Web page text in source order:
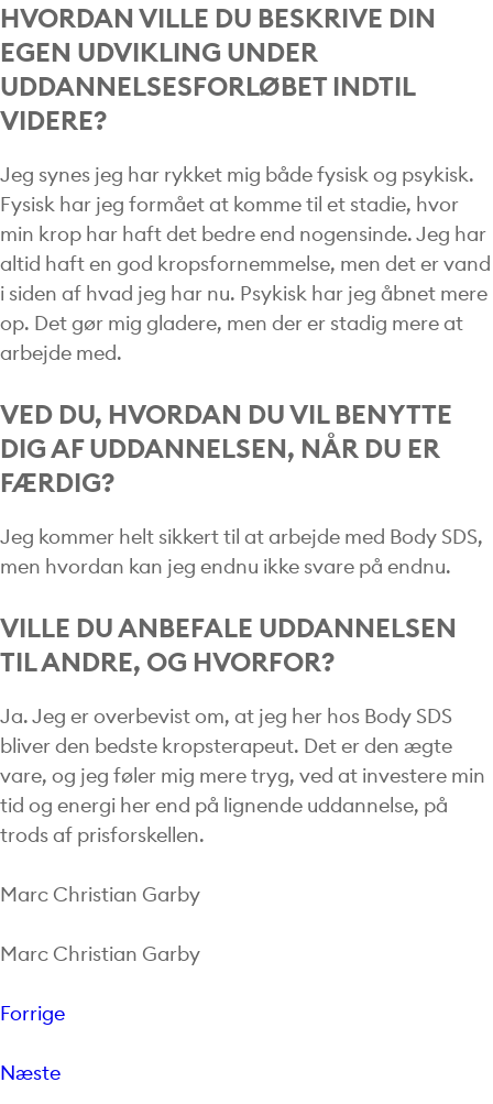
HVORDAN VILLE DU BESKRIVE DIN
EGEN UDVIKLING UNDER
UDDANNELSESFORLØBET INDTIL
VIDERE?
Jeg synes jeg har rykket mig både fysisk og psykisk.
Fysisk har jeg formået at komme til et stadie, hvor
min krop har haft det bedre end nogensinde. Jeg har
altid haft en god kropsfornemmelse, men det er vand
i siden af hvad jeg har nu. Psykisk har jeg åbnet mere
op. Det gør mig gladere, men der er stadig mere at
arbejde med.
VED DU, HVORDAN DU VIL BENYTTE
DIG AF UDDANNELSEN, NÅR DU ER
FÆRDIG?
Jeg kommer helt sikkert til at arbejde med Body SDS,
men hvordan kan jeg endnu ikke svare på endnu.
VILLE DU ANBEFALE UDDANNELSEN
TIL ANDRE, OG HVORFOR?
Ja. Jeg er overbevist om, at jeg her hos Body SDS
bliver den bedste kropsterapeut. Det er den ægte
vare, og jeg føler mig mere tryg, ved at investere min
tid og energi her end på lignende uddannelse, på
trods af prisforskellen.
Marc Christian Garby
Marc Christian Garby
Forrige
Næste